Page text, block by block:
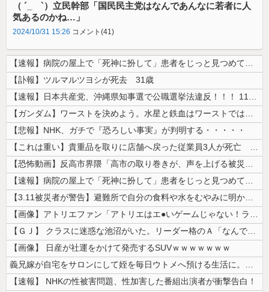
（ ´_ゝ`）立民幹部「国民民主党はなんであんなに若者に人
気あるのかね…」
2024/10/31 15:26 コメント(41)
【速報】病院の屋上で「死神に扮して」患者をじっと見つめていた男性を逮捕
【訃報】ツルマルツヨシが死去 31歳
【速報】日本共産党、沖縄県知事選で公職選挙法違反！！！ 110番通報さ...
【ガンダム】ワーストを決めよう。水星と鉄血はワーストではない。ageか...
【悲報】NHK、ガチで『恐ろしい事実』が判明する・・・・・
【これは重い】貴重品を取りに店舗へ戻った従業員3人が死亡 オンワードが...
【恐怖動画】反高市界隈「高市の取り巻きが、声を上げる被災地のおばちゃん...
【速報】病院の屋上で「死神に扮して」患者をじっと見つめていた男性を逮捕
【3.11被災者が警告】避難所で自分の食料や水をむやみに明かしてはいけ...
【画像】アトリエファン「アトリエはエ●いゲームじゃない！ライザを性的な...
【ＧＪ】 クラスに迷惑な池沼がいた。リーダー格のＡ「なんで支援学級に入...
【画像】 日産が社運をかけて発売するSUVｗｗｗｗｗｗｗ
義兄嫁が自宅をサロンにして姪を毎日ウトメへ預ける生活に。数年後、そのツ...
【速報】 NHKの性被害問題、性加害した番組出演者が衝撃告白！